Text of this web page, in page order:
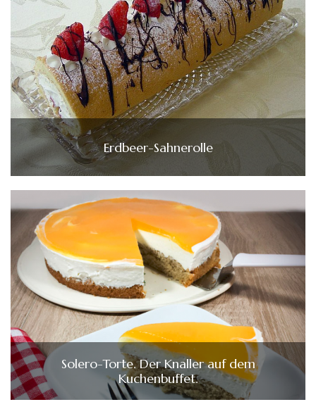
Erdbeer-Sahnerolle
Solero-Torte. Der Knaller auf dem
Kuchenbuffet.